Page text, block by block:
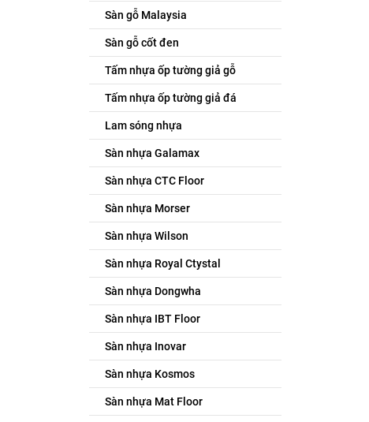
Sàn gỗ Malaysia
Sàn gỗ cốt đen
Tấm nhựa ốp tường giả gỗ
Tấm nhựa ốp tường giả đá
Lam sóng nhựa
Sàn nhựa Galamax
Sàn nhựa CTC Floor
Sàn nhựa Morser
Sàn nhựa Wilson
Sàn nhựa Royal Ctystal
Sàn nhựa Dongwha
Sàn nhựa IBT Floor
Sàn nhựa Inovar
Sàn nhựa Kosmos
Sàn nhựa Mat Floor